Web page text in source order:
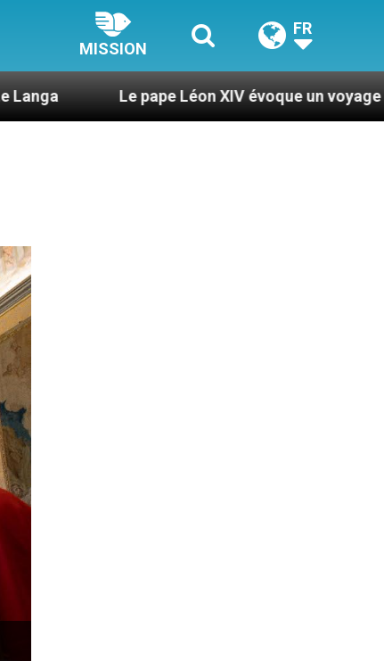
MISSION
FR
Le pape Léon XIV évoque un voyage aux États-Unis